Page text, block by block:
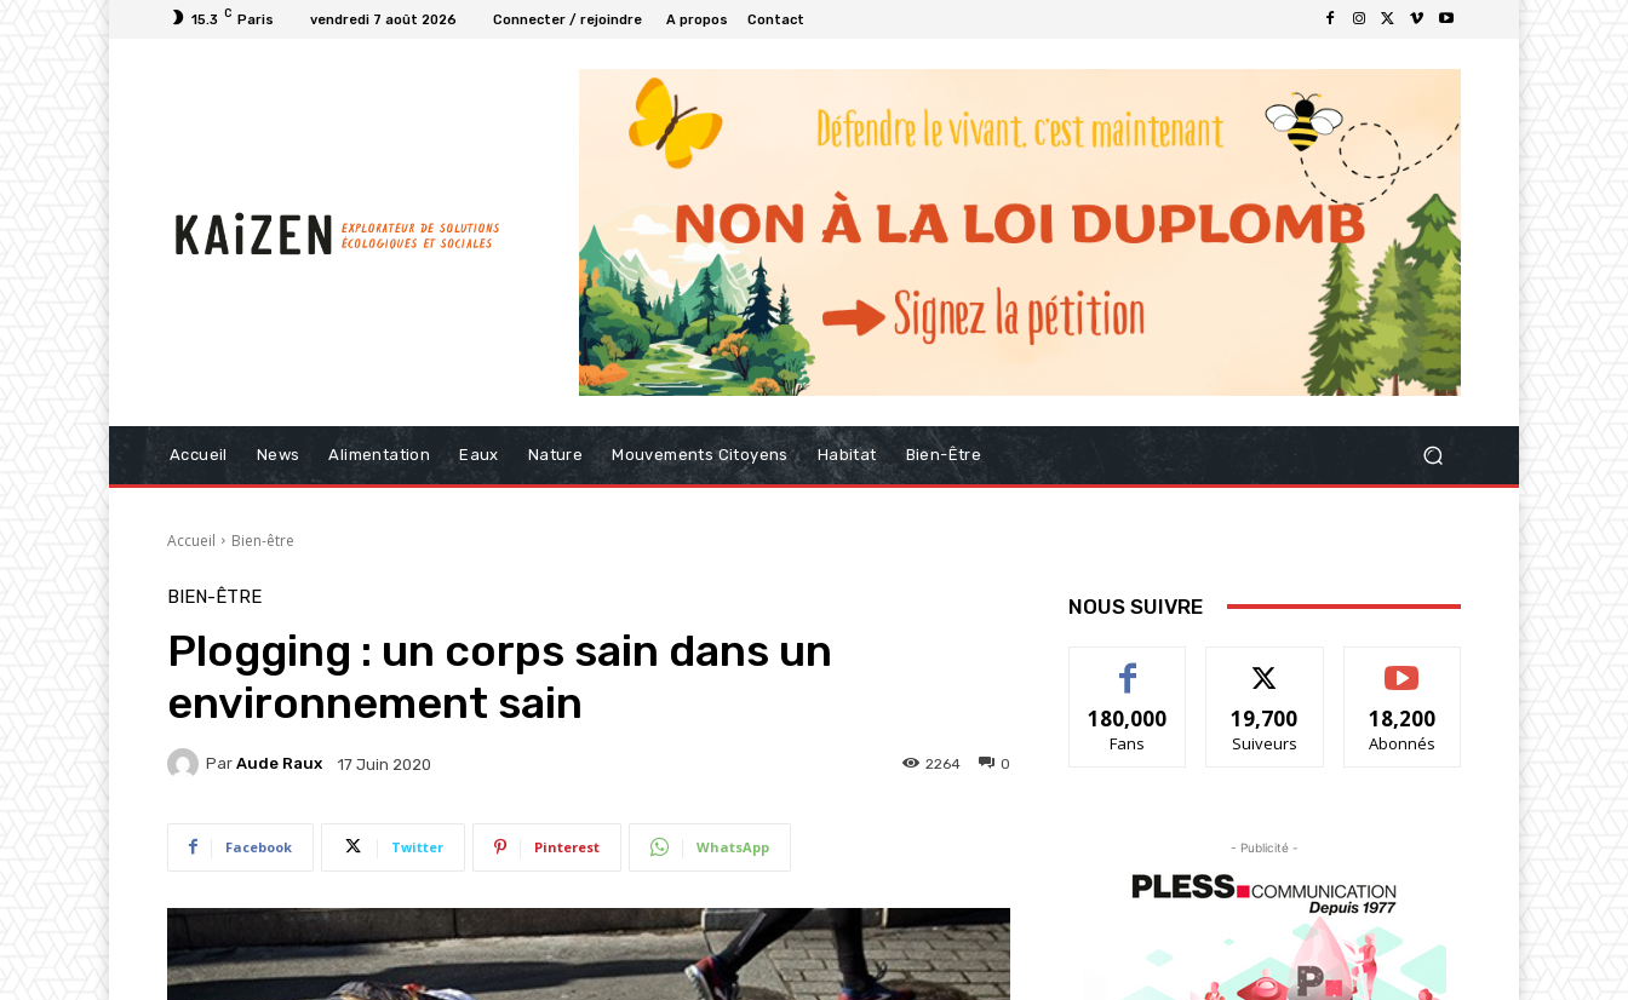
15.3 C Paris vendredi 7 août 2026 Connecter / rejoindre A propos Contact
Accueil News Alimentation Eaux Nature Mouvements Citoyens Habitat Bien-Être
Accueil Bien-être
BIEN-ÊTRE
Plogging : un corps sain dans un
environnement sain
Par Aude Raux 17 Juin 2020 0
2264
Facebook Twitter Pinterest WhatsApp
NOUS SUIVRE
180,000
Fans
19,700
Suiveurs
18,200
Abonnés
- Publicité -